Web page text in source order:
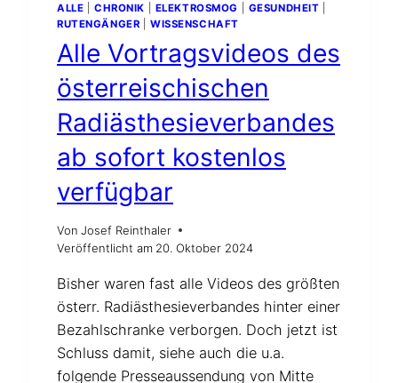
ALLE CHRONIK ELEKTROSMOG GESUNDHEIT
RUTENGÄNGER
WISSENSCHAFT
Alle Vortragsvideos des
österreischischen
Radiästhesieverbandes
ab sofort kostenlos
verfügbar
Von Josef Reinthaler
Veröffentlicht am 20. Oktober 2024
Bisher waren fast alle Videos des größten
österr. Radiästhesieverbandes hinter einer
Bezahlschranke verborgen. Doch jetzt ist
Schluss damit, siehe auch die u.a.
folgende Presseaussendung von Mitte